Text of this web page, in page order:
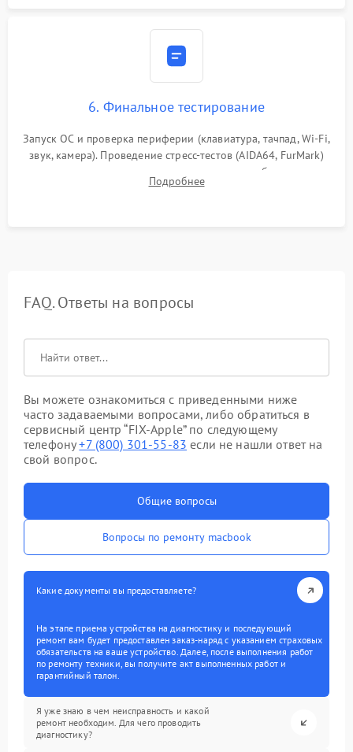
6. Финальное тестирование
Запуск ОС и проверка периферии (клавиатура, тачпад, Wi-Fi,
звук, камера). Проведение стресс-тестов (AIDA64, FurMark)
для контроля температурного режима и стабильности
системы под пиковой нагрузкой.
Подробнее
FAQ. Ответы на вопросы
Вы можете ознакомиться с приведенными ниже
часто задаваемыми вопросами, либо обратиться в
сервисный центр “FIX-Apple” по следующему
телефону+7 (800) 301-55-83 если не нашли ответ на
свой вопрос.
Общие вопросы
Вопросы по ремонту macbook
Какие документы вы предоставляете?
На этапе приема устройства на диагностику и последующий
ремонт вам будет предоставлен заказ-наряд с указанием страховых
обязательств на ваше устройство. Далее, после выполнения работ
по ремонту техники, вы получите акт выполненных работ и
гарантийный талон.
Я уже знаю в чем неисправность и какой
ремонт необходим. Для чего проводить
диагностику?